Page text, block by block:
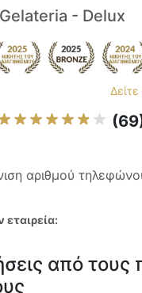
- Delux
αριθμού
εταιρεία:
από